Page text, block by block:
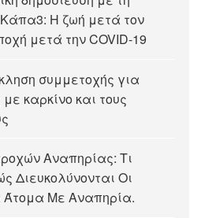
Η ζωή μετά τον
μετά την COVID-19
συμμετοχής για
καρκίνο και τους
Αναπηρίας: Τι
Διευκολύνονται Οι
Άτομα Με Αναπηρία.